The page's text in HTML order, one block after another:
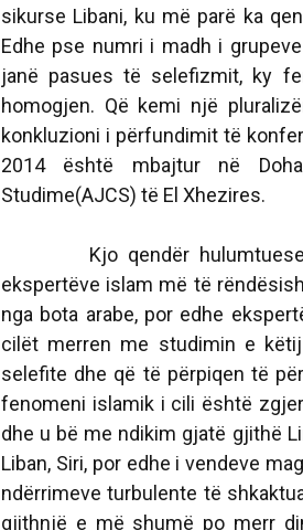
sikurse Libani, ku më parë ka
Edhe pse numri i madh i
janë pasues të selefizmit, ky
homogjen. Që kemi një
konkluzioni i përfundimit të
2014 është mbajtur në
Studime(AJCS) të El Xhezires.
Kjo qendër hulumtuese
ekspertëve islam më të
nga bota arabe, por edhe
cilët merren me studimin e
selefite dhe që të përpiqen të
fenomeni islamik i cili është
dhe u bë me ndikim gjatë gjithë
Liban, Siri, por edhe i vendeve
ndërrimeve turbulente të
gjithnjë e më shumë po merr